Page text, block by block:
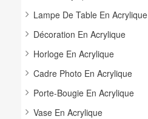
Lampe De Table En Acrylique
Décoration En Acrylique
Horloge En Acrylique
Cadre Photo En Acrylique
Porte-Bougie En Acrylique
Vase En Acrylique